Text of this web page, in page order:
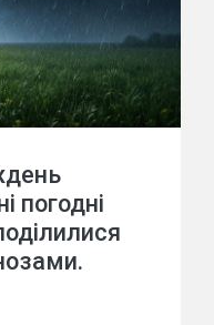
погодні